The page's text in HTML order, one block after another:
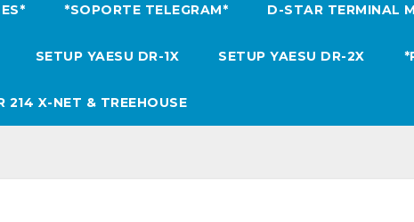
*SOPORTE TELEGRAM* D-STAR TERMINAL
SETUP YAESU DR-1X SETUP YAESU DR-2X
214 X-NET & TREEHOUSE